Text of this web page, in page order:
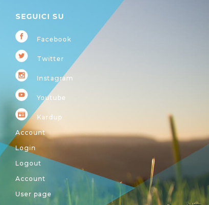
SEGUICI SU
Facebook
Twitter
Instagram
Youtube
Kardup
Account
Login
Logout
Account
User page